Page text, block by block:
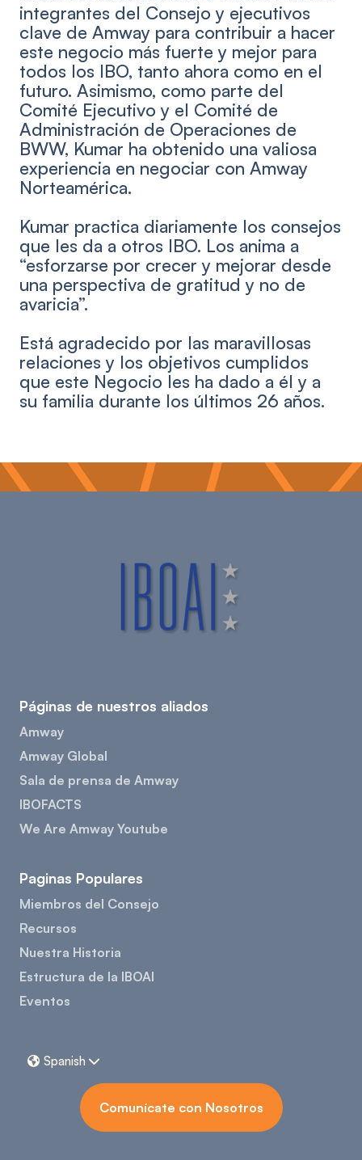
integrantes del Consejo y ejecutivos
clave de Amway para contribuir a hacer
este negocio más fuerte y mejor para
todos los IBO, tanto ahora como en el
futuro. Asimismo, como parte del
Comité Ejecutivo y el Comité de
Administración de Operaciones de
BWW, Kumar ha obtenido una valiosa
experiencia en negociar con Amway
Norteamérica.
Kumar practica diariamente los consejos
que les da a otros IBO. Los anima a
“esforzarse por crecer y mejorar desde
una perspectiva de gratitud y no de
avaricia”.
Está agradecido por las maravillosas
relaciones y los objetivos cumplidos
que este Negocio les ha dado a él y a
su familia durante los últimos 26 años.
Páginas de nuestros aliados
Amway
Amway Global
Sala de prensa de Amway
IBOFACTS
We Are Amway Youtube
Paginas Populares
Miembros del Consejo
Recursos
Nuestra Historia
Estructura de la IBOAI
Eventos
 Spanish 
Comunícate con Nosotros